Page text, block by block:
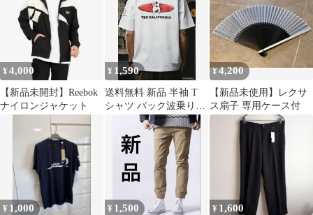
¥4,000
【新品未開封】Reebok
ナイロンジャケット
¥ 1,590
送料無料 新品 半袖 T
シャツ バック波乗りフ
レンチブルドッグプリ
ント TES CALIFORNIA
英字 ホワイト オーバー
サイズ メンズ レディー
ス ユニセックス カジュ
アル
¥4,200
【新品未使用】レクサ
ス扇子 専用ケース付
¥ 1,000 ¥ 1,500 ¥ 1,600